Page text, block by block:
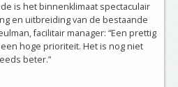
is het binnenklimaat spectaculair
en uitbreiding van de bestaande
facilitair manager: “Een prettig
hoge prioriteit. Het is nog niet
beter.”